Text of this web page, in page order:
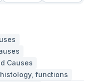
Causes
functions